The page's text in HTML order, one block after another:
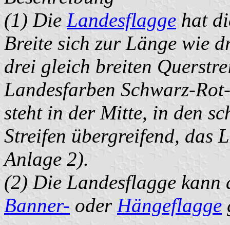
(1) Die Landesflagge hat
Breite sich zur Länge wie
drei gleich breiten
Landesfarben Schwarz-
steht in der Mitte, in den
Streifen übergreifend, das
Anlage 2).
(2) Die Landesflagge kann
Banner- oder Hängeflagge